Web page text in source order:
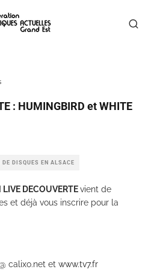
: HUMINGBIRD et WHITE
DE DISQUES EN ALSACE
LIVE DECOUVERTEvient de
et déjà vous inscrire pour la
calixo.net et www.tv7.fr